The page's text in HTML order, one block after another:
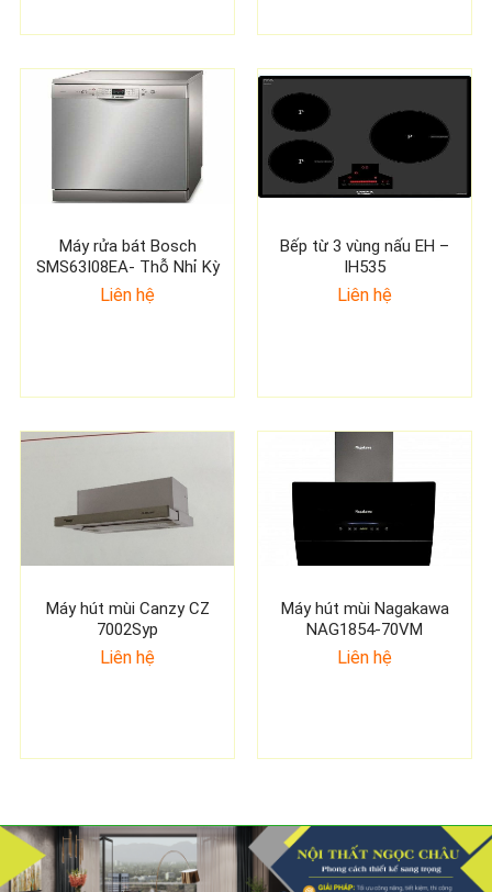
Máy rửa bát Bosch
SMS63I08EA- Thỗ Nhỉ Kỳ
Liên hệ
Bếp từ 3 vùng nấu EH –
IH535
Liên hệ
Máy hút mùi Canzy CZ
7002Syp
Liên hệ
Máy hút mùi Nagakawa
NAG1854-70VM
Liên hệ